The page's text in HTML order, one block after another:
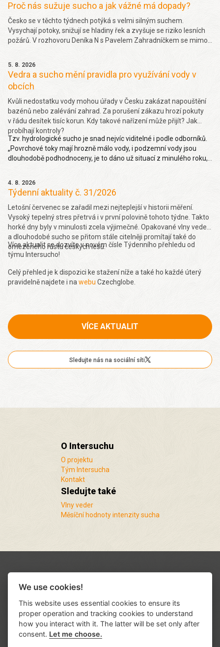
Proč nás sužuje sucho a jak vážné má dopady?
Česko se v těchto týdnech potýká s velmi silným suchem.
Vysychají potoky, snižují se hladiny řek a zvyšuje se riziko lesních
požárů. V rozhovoru Deníka N s Pavelem Zahradníčkem se mimo
problém je málo vody v řekách. Více
5. 8. 2026
Vedra a sucho mění pravidla pro využívání vody v
obcích
Kvůli nedostatku vody mohou úřady v Česku zakázat napouštění
bazénů nebo zalévání zahrad. Za porušení zákazu hrozí pokuty
v řádu desítek tisíc korun. Kdy takové nařízení může přijít? Jak
probíhají kontroly?
Tzv. hydrologické sucho je snad nejvíc viditelné i podle odborníků.
„Povrchové toky mají hrozně málo vody, i podzemní vody jsou
dlouhodobě podhodnoceny, je to dáno už situací z minulého roku,
4. 8. 2026
Týdenní aktuality č. 31/2026
Letošní červenec se zařadil mezi nejteplejší v historii měření.
Vysoký tepelný stres přetrvá i v první polovině tohoto týdne. Takto
horké dny byly v minulosti zcela výjimečné. Opakované vlny veder
a dlouhodobé sucho se přitom stále citelněji promítají také do
omezeného růstu českých lesů.
Více aktualit se dozvíte v novém čísle Týdenního přehledu od
týmu Intersucho!
Celý přehled je k dispozici ke stažení níže a také ho každé úterý
pravidelně najdete i na webu Czechglobe.
VÍCE AKTUALIT
Sledujte nás na sociální síti
O Intersuchu
O projektu
Tým Intersucha
Kontakt
Sledujte také
Vlny veder
Měsíční hodnoty intenzity sucha
We use cookies!
This website uses essential cookies to ensure its
proper operation and tracking cookies to understand
how you interact with it. The latter will be set only after
consent. Let me choose.